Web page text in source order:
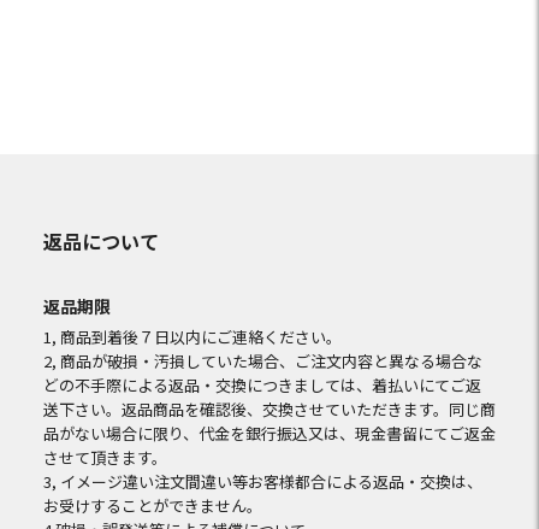
返品について
返品期限
1, 商品到着後７日以内にご連絡ください。
2, 商品が破損・汚損していた場合、ご注文内容と異なる場合な
どの不手際による返品・交換につきましては、着払いにてご返
送下さい。返品商品を確認後、交換させていただきます。同じ商
品がない場合に限り、代金を銀行振込又は、現金書留にてご返金
させて頂きます。
3, イメージ違い注文間違い等お客様都合による返品・交換は、
お受けすることができません。